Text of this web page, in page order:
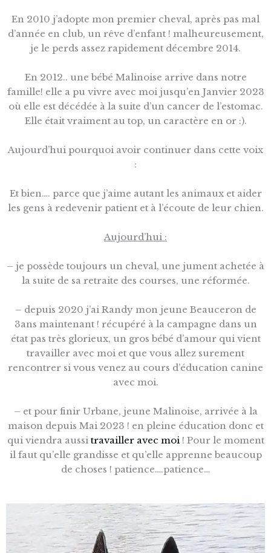
En 2010 j’adopte mon premier cheval, après pas mal
d’année en club, un rêve d’enfant ! malheureusement,
je le perds assez rapidement décembre 2014.
En 2012.. une bébé Malinoise arrive dans notre
famille! elle a pu vivre avec moi jusqu’en Janvier 2023
où elle est décédée à la suite d’un cancer de l’estomac.
Elle était vraiment au top, un caractère en or :).
Aujourd’hui pourquoi avoir continuer dans cette voix
:
Et bien…. parce que j’aime autant les animaux et aider
les gens à redevenir patient et à l’écoute de leur chien.
Aujourd’hui :
– je possède toujours un cheval, une jument achetée à
la suite de sa retraite des courses, une réformée.
– depuis 2020 j’ai Randy mon jeune Beauceron de
3ans maintenant ! récupéré à la campagne dans un
état pas très glorieux, un gros bébé d’amour qui vient
travailler avec moi et que vous allez surement
rencontrer si vous venez au cours d’éducation canine
avec moi.
– et pour finir Urbane, jeune Malinoise, arrivée à la
maison depuis Mai 2023 ! en pleine éducation donc et
qui viendra aussi travailler avec moi! Pour le moment
il faut qu’elle grandisse et qu’elle apprenne beaucoup
de choses ! patience….patience…